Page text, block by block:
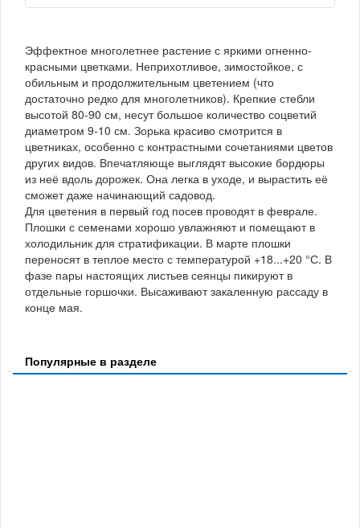
Эффектное многолетнее растение с яркими огненно-
красными цветками. Неприхотливое, зимостойкое, с
обильным и продолжительным цветением (что
достаточно редко для многолетников). Крепкие стебли
высотой 80-90 см, несут большое количество соцветий
диаметром 9-10 см. Зорька красиво смотрится в
цветниках, особенно с контрастными сочетаниями цветов
других видов. Впечатляюще выглядят высокие бордюры
из неё вдоль дорожек. Она легка в уходе, и вырастить её
сможет даже начинающий садовод.
Для цветения в первый год посев проводят в феврале.
Плошки с семенами хорошо увлажняют и помещают в
холодильник для стратификации. В марте плошки
переносят в теплое место с температурой +18...+20 °С. В
фазе пары настоящих листьев сеянцы пикируют в
отдельные горшочки. Высаживают закаленную рассаду в
конце мая.
Популярные в разделе